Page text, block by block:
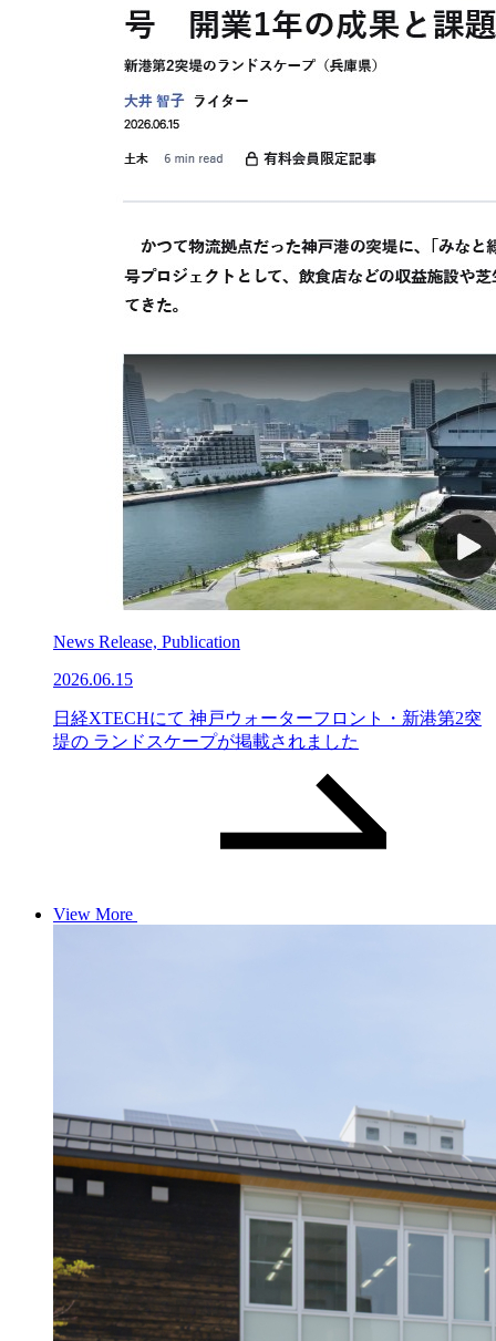
News Release, Publication
2026.06.15
日経XTECHにて 神戸ウォーターフロント・新港第2突
堤の ランドスケープが掲載されました
View More